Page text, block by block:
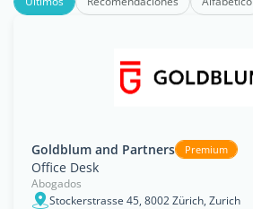
Goldblum and Partners Premium
Office Desk
Abogados
Stockerstrasse 45, 8002 Zürich, Zurich